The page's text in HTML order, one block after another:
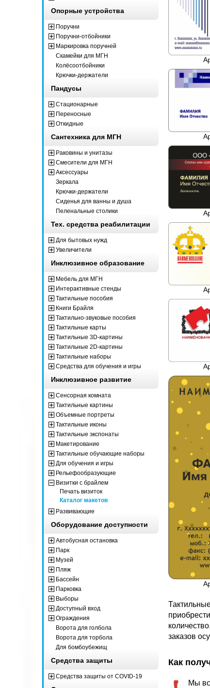
заказов
Как
Мы
Опорные устройства
Поручни
Поручни-отбойники
Маркировка поручней
Скамейки для МГН
Колёсоотбойники
Крючки-держатели
Пандусы
Стационарные
Переносные
Откидные
Сантехника для МГН
Раковины и унитазы
Смесители для МГН
Аксессуары
Зеркала
Крючки-держатели
Сиденья для ванны и душа
Пеленальные столики
Тех. средства реабилитации
Для бытовых нужд
Увеличители
Инклюзивное образование
Мебель для МГН
Интерактивные стенды
Тактильные пособия
Книги Брайля
Тактильно-звуковые пособия
Тактильные карты
Тактильные 3D-картины
Тактильные 2D-картины
Тактильные наборы
Средства для обучения и игры
Инклюзивное развитие
Сенсорная комната
Тактильные картины
Объемные портреты
Тактильные иконы
Тактильные экспонаты
Макетирование
Тактильные обучающие наборы
Для обучения и игры
Рельефообразующие
Визитки с брайлем
Печать визиток
Каталог макетов
Развивающие
Оборудование доступности
Автобусная остановка
Парк
Музей
Пляж
Бассейн
Парковка
Выборы
Доступный вход
Ограждения
Ворота для голбола
Ворота для торбола
Для бомбоубежищ
Средства защиты
Средства защиты от COVID-19